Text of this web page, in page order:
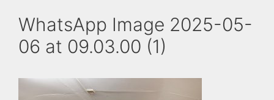
WhatsApp Image 2025-05-
06 at 09.03.00 (1)